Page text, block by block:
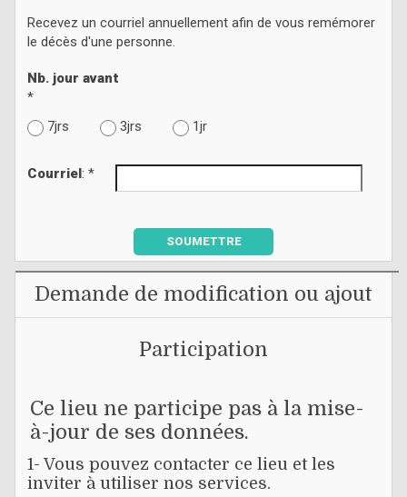
Recevez un courriel annuellement afin de vous remémorer
le décès d'une personne.
Nb. jour avant
*
7jrs
3jrs 1jr
Courriel: *
SOUMETTRE
Demande de modification ou ajout
Participation
Ce lieu ne participe pas à la mise-
à-jour de ses données.
1- Vous pouvez contacter ce lieu et les
inviter à utiliser nos services.